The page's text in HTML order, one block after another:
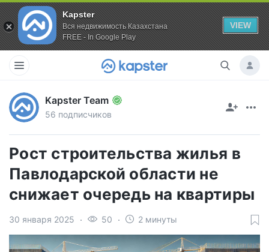
Kapster
Вся недвижимость Казахстана
FREE - In Google Play
VIEW
Kapster Team
56 подписчиков
Рост строительства жилья в
Павлодарской области не
снижает очередь на квартиры
30 января 2025 50 2 минуты